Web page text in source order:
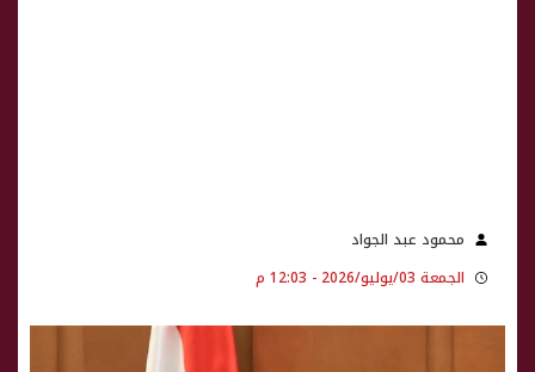
محمود عبد الجواد
الجمعة 03/يوليو/2026 - 12:03 م